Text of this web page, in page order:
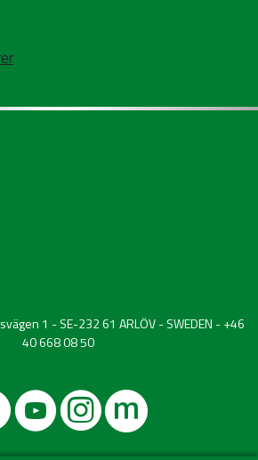
1 - SE-232 61 ARLÖV - SWEDEN - +46
40 668 08 50